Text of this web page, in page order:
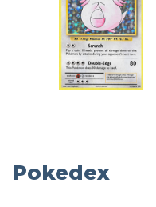
Pokedex